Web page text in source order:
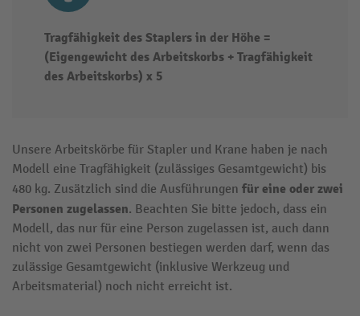
Tragfähigkeit des Staplers in der Höhe =
(Eigengewicht des Arbeitskorbs + Tragfähigkeit
des Arbeitskorbs) x 5
Unsere Arbeitskörbe für Stapler und Krane haben je nach
Modell eine Tragfähigkeit (zulässiges Gesamtgewicht) bis
480 kg. Zusätzlich sind die Ausführungen für eine oder zwei
Personen zugelassen. Beachten Sie bitte jedoch, dass ein
Modell, das nur für eine Person zugelassen ist, auch dann
nicht von zwei Personen bestiegen werden darf, wenn das
zulässige Gesamtgewicht (inklusive Werkzeug und
Arbeitsmaterial) noch nicht erreicht ist.